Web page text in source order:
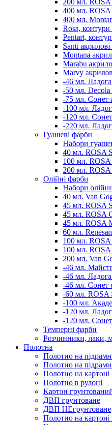
200 мл. ROSA
400 мл. ROSA
400 мл.
Rosa, контури
Pentart,
Santi
Montana
Marabu
Marvy
-46 мл. Ладога
-50 мл. Decola
-75 мл. Сонет
-100 мл.
-120 мл.
-220 мл.
Гуашеві фарби
Набори
40 мл. ROSA
100 мл. ROSA
200 мл. ROSA
Олійні фарби
Набори
40 мл. Van
45 мл. ROSA
45 мл. ROSA
45 мл. ROSA
60 мл.
100 мл. ROSA
100 мл. ROSA
200 мл. Van
-46 мл.
-46 мл. Ладога
-46 мл. Сонет
-60 мл. ROSA
-100 мл.
-120 мл.
-120 мл. Сонет
Темперні фарби
Розчинники, лаки,
Полотна
Полотно на
Полотно на
Полотно на картоні
Полотно в рулоні
Картон
ДВП грунтоване
ДВП НЕгрунтоване
Полотно на картоні